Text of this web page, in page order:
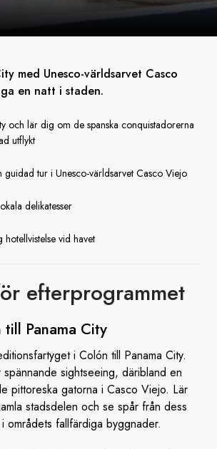
med Unesco-världsarvet Casco
en natt i staden.
och lär dig om de spanska conquistadorerna
utflykt
guidad tur i Unesco-världsarvet Casco Viejo
delikatesser
hotellvistelse vid havet
efterprogrammet
till Panama City
i Colón till Panama City.
spännande sightseeing, däribland en
pittoreska gatorna i Casco Viejo. Lär
stadsdelen och se spår från dess
områdets fallfärdiga byggnader.